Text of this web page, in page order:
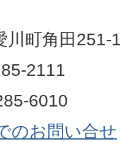
川町角田251-
2111
6010
のお問い合せ